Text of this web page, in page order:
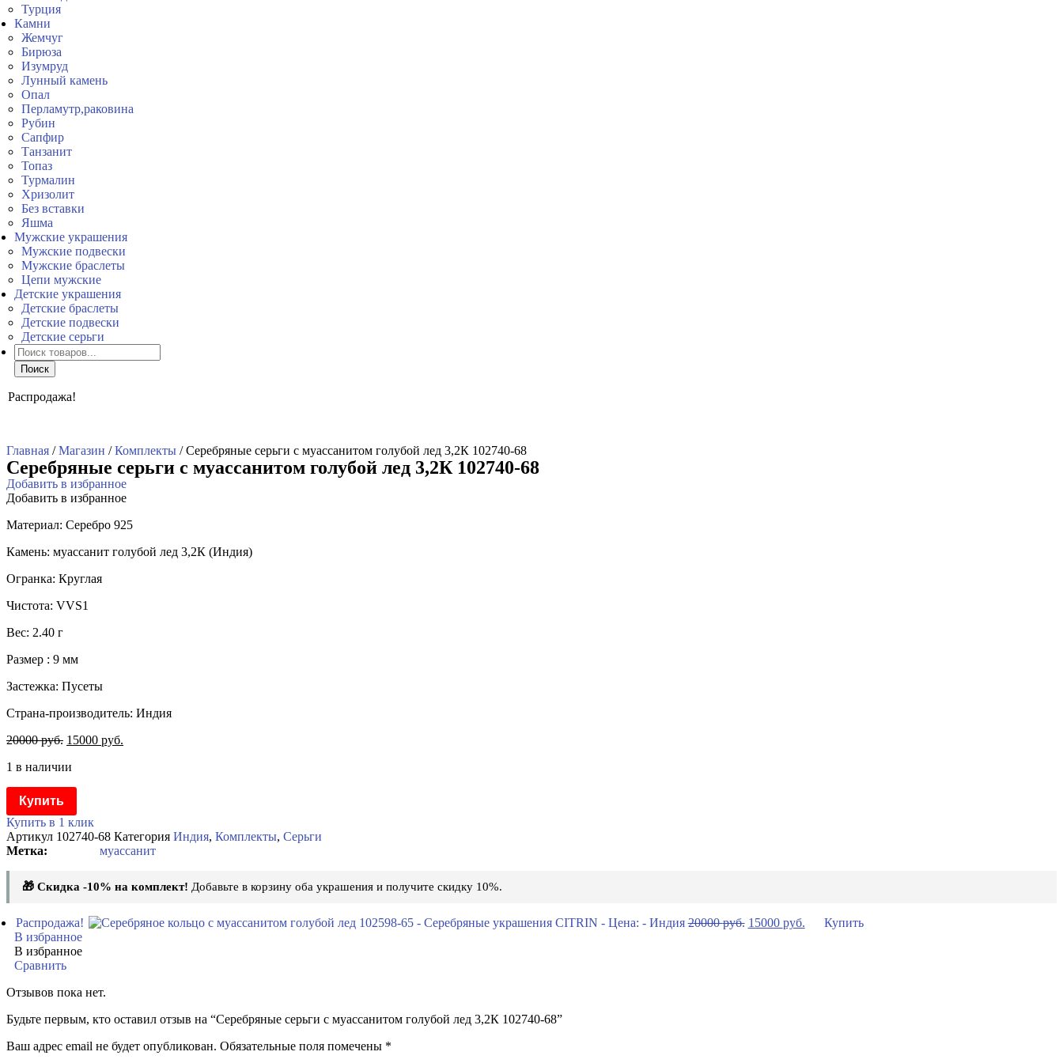
Турция
Камни
Жемчуг
Бирюза
Изумруд
Лунный камень
Опал
Перламутр,раковина
Рубин
Сапфир
Танзанит
Топаз
Турмалин
Хризолит
Без вставки
Яшма
Мужские украшения
Мужские подвески
Мужские браслеты
Цепи мужские
Детские украшения
Детские браслеты
Детские подвески
Детские серьги
Поиск
товаров
Поиск
Распродажа!
Главная /Магазин /Комплекты / Серебряные серьги с муассанитом голубой лед 3,2К 102740-68
Серебряные серьги с муассанитом голубой лед 3,2К 102740-68
Добавить в избранное
Добавить в избранное
Материал: Серебро 925
Камень: муассанит голубой лед 3,2К (Индия)
Огранка: Круглая
Чистота: VVS1
Вес: 2.40 г
Размер : 9 мм
Застежка: Пусеты
Страна-производитель: Индия
20000руб. 15000 руб.
1 в наличии
Купить
Купить в 1 клик
Артикул 102740-68 Категория Индия, Комплекты, Серьги
муассанит
🎁 Скидка -10% на комплект! Добавьте в корзину оба украшения и получите скидку 10%.
Распродажа! 20000руб. 15000 руб.
Купить
В избранное
В избранное
Сравнить
Отзывов пока нет.
Будьте первым, кто оставил отзыв на “Серебряные серьги с муассанитом голубой лед 3,2К 102740-68”
Ваш адрес email не будет опубликован. Обязательные поля помечены *